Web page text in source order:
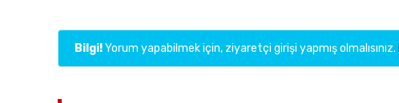
Bilgi!Yorum yapabilmek için, ziyaretçi girişi yapmış olmalısınız.